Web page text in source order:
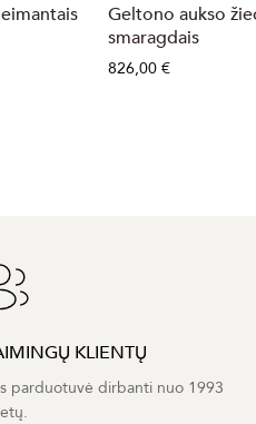
Geltono aukso
smaragdais
826,00 €
KLIENTŲ
parduotuvė dirbanti nuo 1993